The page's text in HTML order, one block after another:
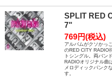
SPLIT RED
7"
769円(税込)
アルバムがクソかっ
のRED CITY RADIO
トシングル。両バン
RADIOオリジナル曲
メロディックパンク
す。